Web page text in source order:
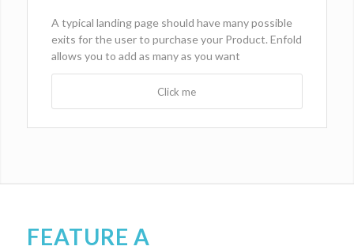
A typical landing page should have many possible
exits for the user to purchase your Product. Enfold
allows you to add as many as you want
Click me
FEATURE A